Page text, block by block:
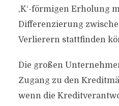
,K‘-förmigen Erholung
Differenzierung
Verlierern stattfinden
Die großen
Zugang zu den
wenn die